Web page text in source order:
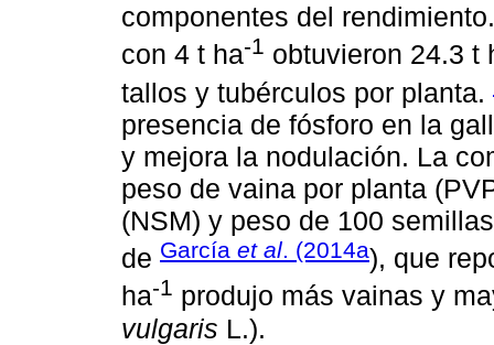
componentes del
con 4 t ha-1 obtuvieron 24.3 t
tallos y tubérculos por planta.
presencia de fósforo en la
y mejora la nodulación. La
peso de vaina por planta
(NSM) y peso de 100
de García et al. (2014a), que
ha-1 produjo más vainas y
vulgaris L.).